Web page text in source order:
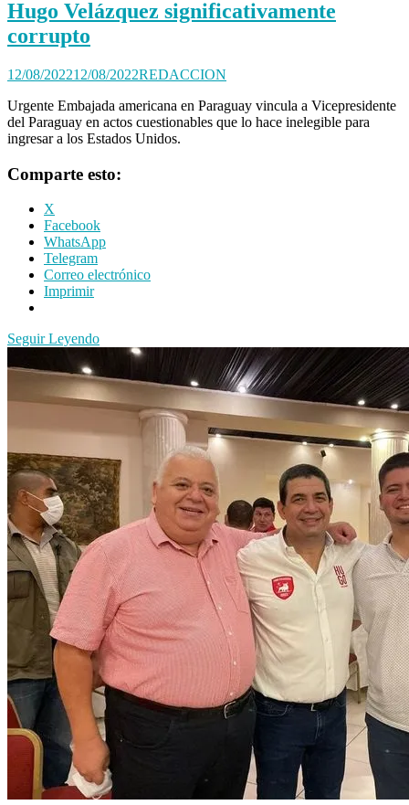
Hugo Velázquez significativamente
corrupto
12/08/202212/08/2022REDACCION
Urgente Embajada americana en Paraguay vincula a Vicepresidente
del Paraguay en actos cuestionables que lo hace inelegible para
ingresar a los Estados Unidos.
Comparte esto:
X
Facebook
WhatsApp
Telegram
Correo electrónico
Imprimir
Seguir Leyendo